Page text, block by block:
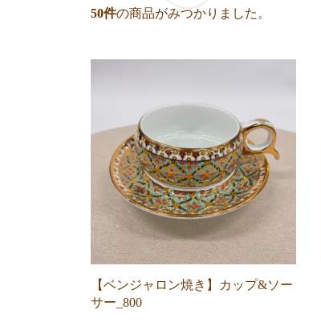
50件の商品がみつかりました。
【ベンジャロン焼き】カップ&ソー
サー_800